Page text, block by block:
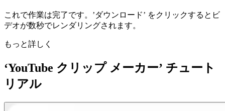
これで作業は完了です。’ダウンロード’ をクリックするとビ
デオが数秒でレンダリングされます。
もっと詳しく
‘YouTube クリップ メーカー’ チュート
リアル